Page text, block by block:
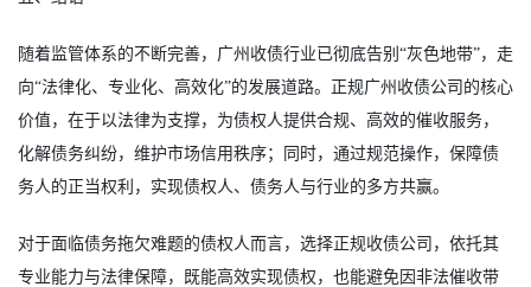
随着监管体系的不断完善，广州收债行业已彻底告别“灰色地带”，走
向“法律化、专业化、高效化”的发展道路。正规广州收债公司的核心
价值，在于以法律为支撑，为债权人提供合规、高效的催收服务，
化解债务纠纷，维护市场信用秩序；同时，通过规范操作，保障债
务人的正当权利，实现债权人、债务人与行业的多方共赢。
对于面临债务拖欠难题的债权人而言，选择正规收债公司，依托其
专业能力与法律保障，既能高效实现债权，也能避免因非法催收带